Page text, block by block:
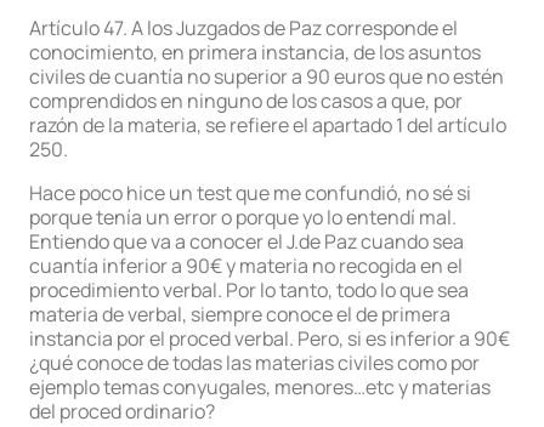
Artículo 47. A los Juzgados de Paz corresponde el
conocimiento, en primera instancia, de los asuntos
civiles de cuantía no superior a 90 euros que no estén
comprendidos en ninguno de los casos a que, por
razón de la materia, se refiere el apartado 1 del artículo
250.
Hace poco hice un test que me confundió, no sé si
porque tenía un error o porque yo lo entendí mal.
Entiendo que va a conocer el J.de Paz cuando sea
cuantía inferior a 90€ y materia no recogida en el
procedimiento verbal. Por lo tanto, todo lo que sea
materia de verbal, siempre conoce el de primera
instancia por el proced verbal. Pero, si es inferior a 90€
¿qué conoce de todas las materias civiles como por
ejemplo temas conyugales, menores…etc y materias
del proced ordinario?